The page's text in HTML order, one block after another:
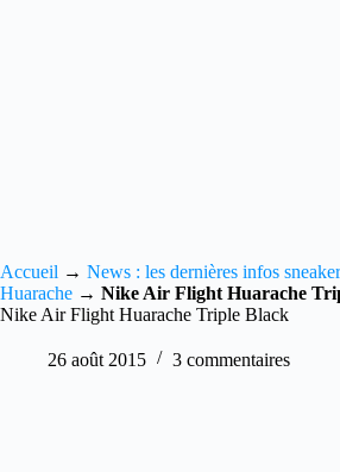
Accueil → News : les dernières infos
Huarache → Nike Air Flight Huarache
Nike Air Flight Huarache Triple Black
26 août 2015 3 commentaires